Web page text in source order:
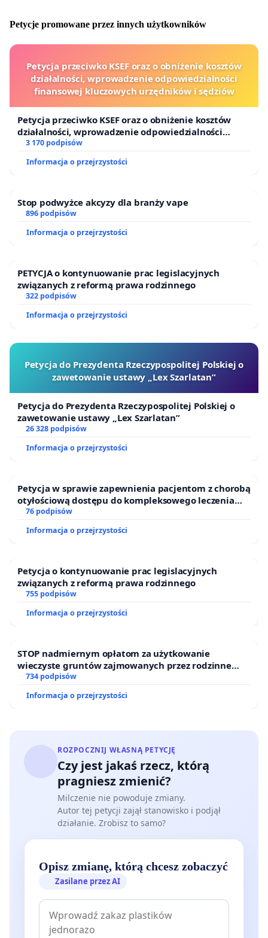
Petycje promowane przez innych użytkowników
Petycja przeciwko KSEF oraz o obniżenie kosztów
działalności, wprowadzenie odpowiedzialności
finansowej kluczowych urzędników i sędziów
Petycja przeciwko KSEF oraz o obniżenie kosztów
działalności, wprowadzenie odpowiedzialności
finansowej kluczowych urzędników i sędziów
3 170 podpisów
Informacja o przejrzystości
Stop podwyżce akcyzy dla branży vape
896 podpisów
Informacja o przejrzystości
PETYCJA o kontynuowanie prac legislacyjnych
związanych z reformą prawa rodzinnego
322 podpisów
Informacja o przejrzystości
Petycja do Prezydenta Rzeczypospolitej Polskiej o
zawetowanie ustawy „Lex Szarlatan”
Petycja do Prezydenta Rzeczypospolitej Polskiej o
zawetowanie ustawy „Lex Szarlatan”
26 328 podpisów
Informacja o przejrzystości
Petycja w sprawie zapewnienia pacjentom z chorobą
otyłościową dostępu do kompleksowego leczenia
oraz programów profilaktycznych.
76 podpisów
Informacja o przejrzystości
Petycja o kontynuowanie prac legislacyjnych
związanych z reformą prawa rodzinnego
755 podpisów
Informacja o przejrzystości
STOP nadmiernym opłatom za użytkowanie
wieczyste gruntów zajmowanych przez rodzinne
ogrody działkowe.
734 podpisów
Informacja o przejrzystości
ROZPOCZNIJ WŁASNĄ PETYCJĘ
Czy jest jakaś rzecz, którą
pragniesz zmienić?
Milczenie nie powoduje zmiany.
Autor tej petycji zajął stanowisko i podjął
działanie. Zrobisz to samo?
Opisz zmianę, którą chcesz zobaczyć
Zasilane przez AI